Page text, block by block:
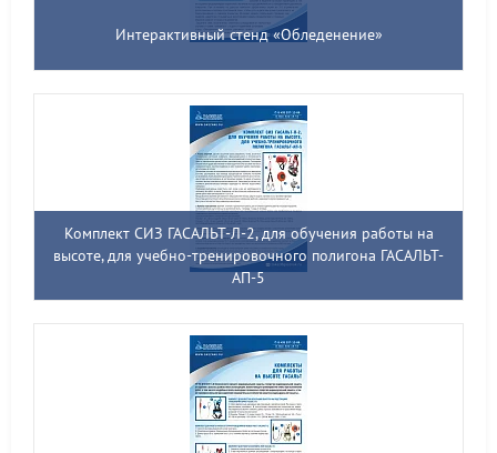
Интерактивный стенд «Обледенение»
Комплект СИЗ ГАСАЛЬТ-Л-2, для обучения работы на
высоте, для учебно-тренировочного полигона ГАСАЛЬТ-
АП-5